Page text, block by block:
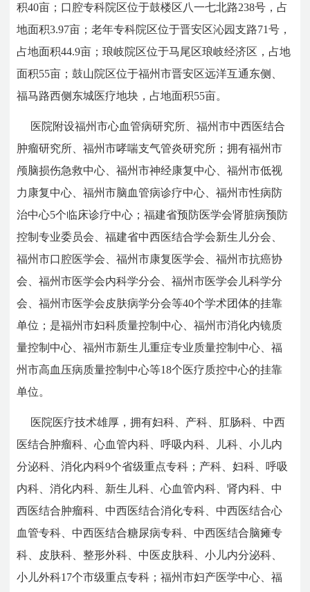
积40亩；口腔专科院区位于鼓楼区八一七北路238号，占
地面积3.97亩；老年专科院区位于晋安区沁园支路71号，
占地面积44.9亩；琅岐院区位于马尾区琅岐经济区，占地
面积55亩；鼓山院区位于福州市晋安区远洋互通东侧、
福马路西侧东城医疗地块，占地面积55亩。
医院附设福州市心血管病研究所、福州市中西医结合
肿瘤研究所、福州市哮喘支气管炎研究所；拥有福州市
颅脑损伤急救中心、福州市神经康复中心、福州市低视
力康复中心、福州市脑血管病诊疗中心、福州市性病防
治中心5个临床诊疗中心；福建省预防医学会肾脏病预防
控制专业委员会、福建省中西医结合学会新生儿分会、
福州市口腔医学会、福州市康复医学会、福州市抗癌协
会、福州市医学会内科学分会、福州市医学会儿科学分
会、福州市医学会皮肤病学分会等40个学术团体的挂靠
单位；是福州市妇科质量控制中心、福州市消化内镜质
量控制中心、福州市新生儿重症专业质量控制中心、福
州市高血压病质量控制中心等18个医疗质控中心的挂靠
单位。
医院医疗技术雄厚，拥有妇科、产科、肛肠科、中西
医结合肿瘤科、心血管内科、呼吸内科、儿科、小儿内
分泌科、消化内科9个省级重点专科；产科、妇科、呼吸
内科、消化内科、新生儿科、心血管内科、肾内科、中
西医结合肿瘤科、中西医结合消化专科、中西医结合心
血管专科、中西医结合糖尿病专科、中西医结合脑瘫专
科、皮肤科、整形外科、中医皮肤科、小儿内分泌科、
小儿外科17个市级重点专科；福州市妇产医学中心、福